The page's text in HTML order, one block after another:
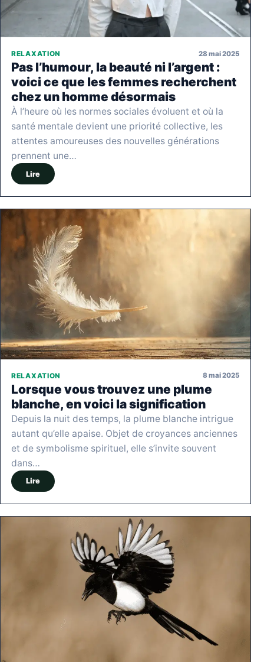
RELAXATION 28 mai 2025
Pas l’humour, la beauté ni l’argent :
voici ce que les femmes recherchent
chez un homme désormais
À l’heure où les normes sociales évoluent et où la
santé mentale devient une priorité collective, les
attentes amoureuses des nouvelles générations
prennent une…
Lire
RELAXATION 8 mai 2025
Lorsque vous trouvez une plume
blanche, en voici la signification
Depuis la nuit des temps, la plume blanche intrigue
autant qu’elle apaise. Objet de croyances anciennes
et de symbolisme spirituel, elle s’invite souvent
dans…
Lire